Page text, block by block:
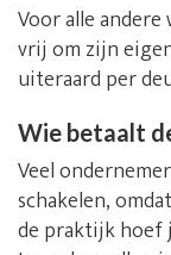
Voor alle
vrij om zijn
uiteraard per
Wie betaalt
Veel
schakelen,
de praktijk hoef